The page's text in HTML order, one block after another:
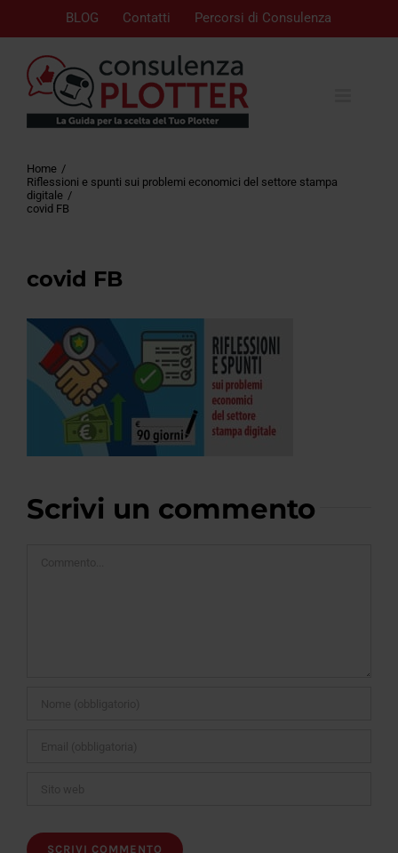
BLOG Contatti Percorsi di Consulenza
Home
Riflessioni e spunti sui problemi economici del settore stampa
digitale
covid FB
covid FB
Scrivi un commento